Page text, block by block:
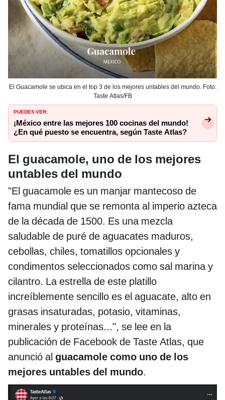
El Guacamole se ubica en el top 3 de los mejores untables del mundo. Foto:
Taste Atlas/FB
PUEDES VER:
¡México entre las mejores 100 cocinas del mundo!
¿En qué puesto se encuentra, según Taste Atlas?
El guacamole, uno de los mejores
untables del mundo
"El guacamole es un manjar mantecoso de
fama mundial que se remonta al imperio azteca
de la década de 1500. Es una mezcla
saludable de puré de aguacates maduros,
cebollas, chiles, tomatillos opcionales y
condimentos seleccionados como sal marina y
cilantro. La estrella de este platillo
increíblemente sencillo es el aguacate, alto en
grasas insaturadas, potasio, vitaminas,
minerales y proteínas...", se lee en la
publicación de Facebook de Taste Atlas, que
anunció al guacamole como uno de los
mejores untables del mundo.